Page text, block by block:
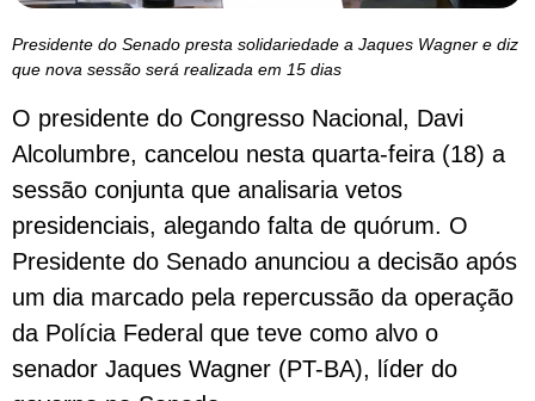
Presidente do Senado presta solidariedade a Jaques Wagner e diz
que nova sessão será realizada em 15 dias
O presidente do Congresso Nacional, Davi
Alcolumbre, cancelou nesta quarta-feira (18) a
sessão conjunta que analisaria vetos
presidenciais, alegando falta de quórum. O
Presidente do Senado anunciou a decisão após
um dia marcado pela repercussão da operação
da Polícia Federal que teve como alvo o
senador Jaques Wagner (PT-BA), líder do